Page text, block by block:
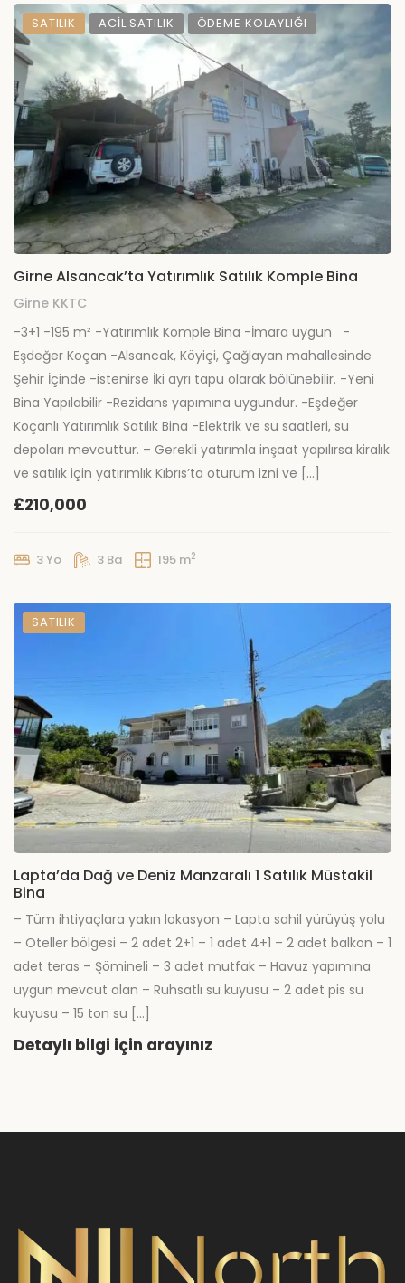
SATILIK ACIL SATILIK ÖDEME KOLAYLIĞI
Girne Alsancak’ta Yatırımlık Satılık Komple Bina
Girne KKTC
-3+1 -195 m² -Yatırımlık Komple Bina -İmara uygun -
Eşdeğer Koçan -Alsancak, Köyiçi, Çağlayan mahallesinde
Şehir İçinde -istenirse İki ayrı tapu olarak bölünebilir. -Yeni
Bina Yapılabilir -Rezidans yapımına uygundur. -Eşdeğer
Koçanlı Yatırımlık Satılık Bina -Elektrik ve su saatleri, su
depoları mevcuttur. – Gerekli yatırımla inşaat yapılırsa kiralık
ve satılık için yatırımlık Kıbrıs’ta oturum izni ve […]
£210,000
3 Yo 3 Ba 195 m2
SATILIK
Lapta’da Dağ ve Deniz Manzaralı 1 Satılık Müstakil
Bina
– Tüm ihtiyaçlara yakın lokasyon – Lapta sahil yürüyüş yolu
– Oteller bölgesi – 2 adet 2+1 – 1 adet 4+1 – 2 adet balkon – 1
adet teras – Şömineli – 3 adet mutfak – Havuz yapımına
uygun mevcut alan – Ruhsatlı su kuyusu – 2 adet pis su
kuyusu – 15 ton su […]
Detaylı bilgi için arayınız